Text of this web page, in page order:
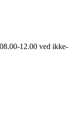
12.00 ved ikke-